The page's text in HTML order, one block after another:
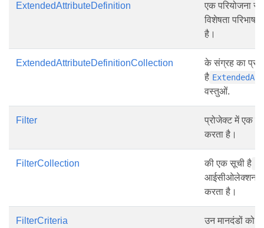
ExtendedAttributeDefinition
एक परियोजना से
विशेषता परिभाषा
है।
ExtendedAttributeDefinitionCollection
के संग्रह का
है
वस्तुओं.
Filter
प्रोजेक्ट में एक
करता है।
FilterCollection की एक सूची है
आईसीओलेक्शन
करता है।
FilterCriteria उन मानदंडों को